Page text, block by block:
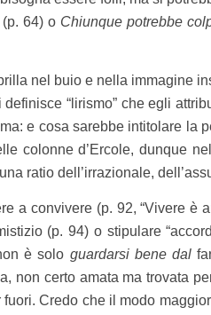
(p. 64) o Chiunque potrebbe
nel buio e nella immagine
“lirismo” che egli
e cosa sarebbe intitolare la
colonne d’Ercole, dunque
ratio dell’irrazionale,
a convivere (p. 92, “Vivere è
(p. 94) o stipulare
è solo guardarsi bene dal
non certo amata ma trovata
Credo che il modo